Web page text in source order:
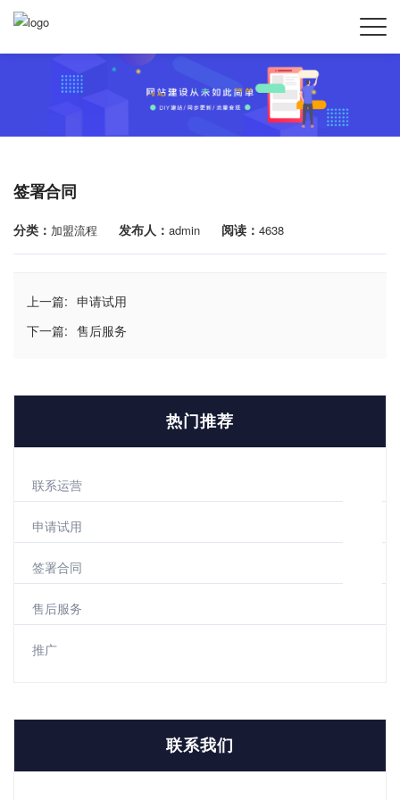
签署合同
分类： 加盟流程 发布人： admin 阅读： 4638
上一篇: 申请试用
下一篇: 售后服务
热门推荐
联系运营
申请试用
签署合同
售后服务
推广
联系我们